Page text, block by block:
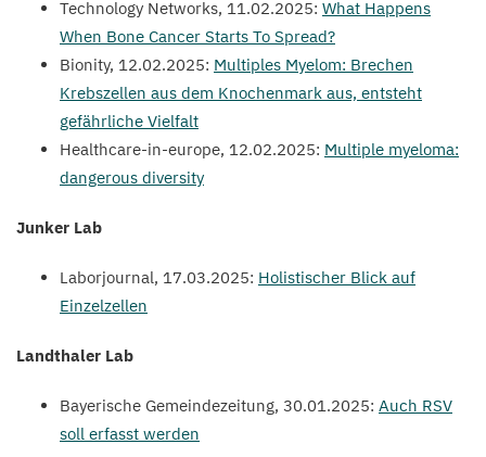
Technology Networks, 11.02.2025: What Happens
When Bone Cancer Starts To Spread?
Bionity, 12.02.2025: Multiples Myelom: Brechen
Krebszellen aus dem Knochenmark aus, entsteht
gefährliche Vielfalt
Healthcare-in-europe, 12.02.2025: Multiple myeloma:
dangerous diversity
Junker Lab
Laborjournal, 17.03.2025: Holistischer Blick auf
Einzelzellen
Landthaler Lab
Bayerische Gemeindezeitung, 30.01.2025: Auch RSV
soll erfasst werden